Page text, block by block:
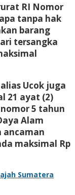
RI Nomor
tanpa hak
barang
tersangka
Ucok juga
21 ayat (2)
5 tahun
Alam
ancaman
maksimal Rp
Sumatera